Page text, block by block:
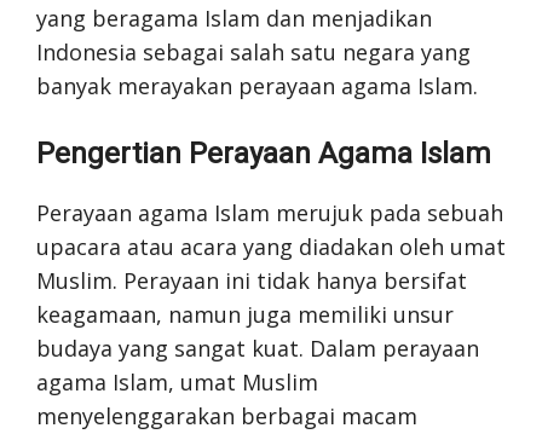
yang beragama Islam dan menjadikan
Indonesia sebagai salah satu negara yang
banyak merayakan perayaan agama Islam.
Pengertian Perayaan Agama Islam
Perayaan agama Islam merujuk pada sebuah
upacara atau acara yang diadakan oleh umat
Muslim. Perayaan ini tidak hanya bersifat
keagamaan, namun juga memiliki unsur
budaya yang sangat kuat. Dalam perayaan
agama Islam, umat Muslim
menyelenggarakan berbagai macam